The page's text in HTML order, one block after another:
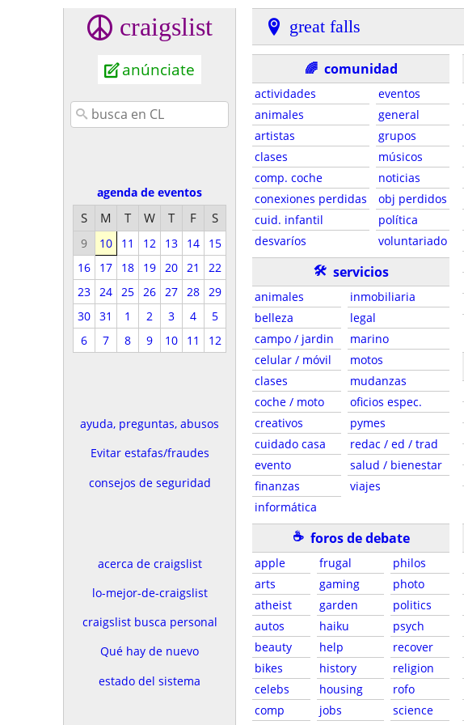
craigslist
anúnciate
agenda de eventos
S M T W T F S
9 10 11 12 13 14
15
16
17 18 19 20 21
22
23 24 25 26 27 28 29
30 31 1 2 3 4
5
6
7 8 9 10 11 12
ayuda, preguntas, abusos
Evitar estafas/fraudes
consejos de seguridad
acerca de craigslist
lo-mejor-de-craigslist
craigslist busca personal
Qué hay de nuevo
estado del sistema
great falls
🌈 comunidad
actividades
animales
artistas
clases
comp. coche
conexiones perdidas
cuid. infantil
desvaríos
eventos
general
grupos
músicos
noticias
obj perdidos
política
voluntariado
🛠 servicios
animales
belleza
campo / jardin
celular / móvil
clases
coche / moto
creativos
cuidado casa
evento
finanzas
informática
inmobiliaria
legal
marino
motos
mudanzas
oficios espec.
pymes
redac / ed / trad
salud / bienestar
viajes
☕ foros de debate
apple
arts
atheist
autos
beauty
bikes
celebs
comp
frugal
gaming
garden
haiku
help
history
housing
jobs
philos
photo
politics
psych
recover
religion
rofo
science